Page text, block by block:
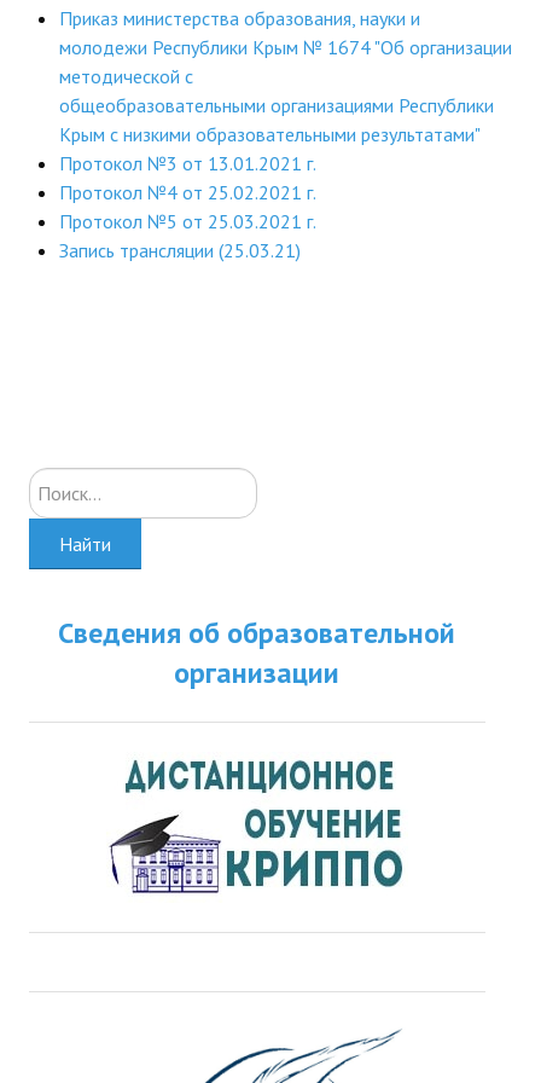
Приказ министерства образования, науки и
молодежи Республики Крым № 1674 "Об организации
методической с
общеобразовательными организациями Республики
Крым с низкими образовательными результатами"
Протокол №3 от 13.01.2021 г.
Протокол №4 от 25.02.2021 г.
Протокол №5 от 25.03.2021 г.
Запись трансляции (25.03.21)
Искать...
Найти
Сведения об образовательной
организации